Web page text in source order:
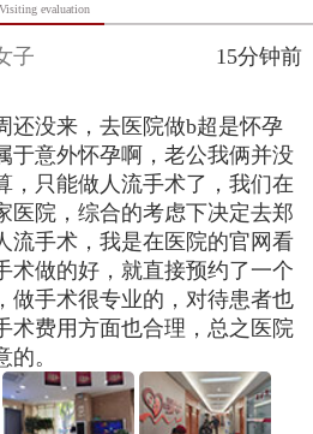
Visiting evaluation
子 15分钟前
还没来，去医院做b超是怀孕
于意外怀孕啊，老公我俩并没
，只能做人流手术了，我们在
医院，综合的考虑下决定去郑
流手术，我是在医院的官网看
术做的好，就直接预约了一个
做手术很专业的，对待患者也
术费用方面也合理，总之医院
。